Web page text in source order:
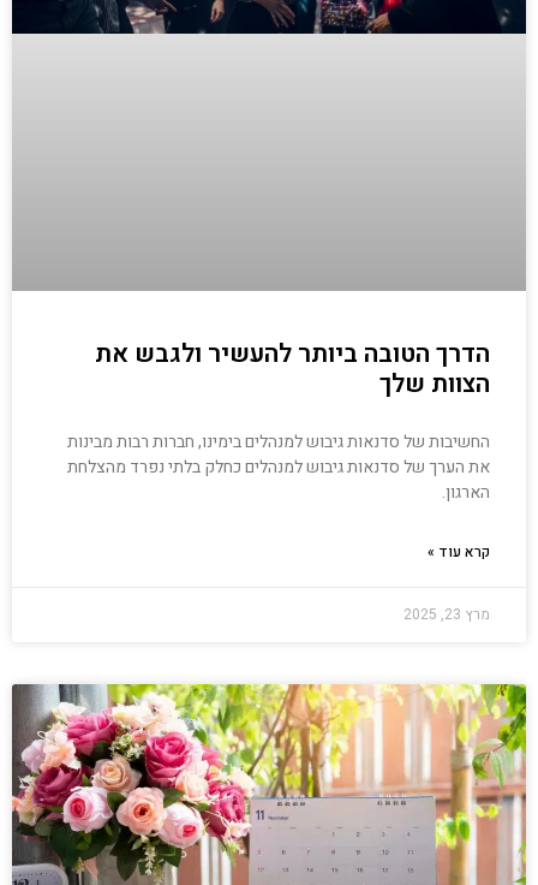
הדרך הטובה ביותר להעשיר ולגבש את
הצוות שלך
החשיבות של סדנאות גיבוש למנהלים בימינו, חברות רבות מבינות
את הערך של סדנאות גיבוש למנהלים כחלק בלתי נפרד מהצלחת
הארגון.
קרא עוד »
מרץ 23, 2025